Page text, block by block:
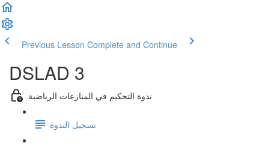
Previous Lesson Complete and Continue
DSLAD 3
ندوة التحكيم في المنازعات الرياضية
تسجيل الندوة